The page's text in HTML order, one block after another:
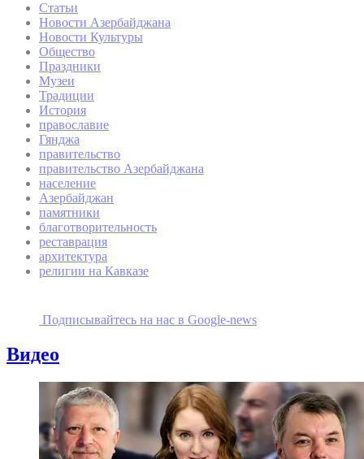
Статьи
Новости Азербайджана
Новости Культуры
Общество
Праздники
Музеи
Традиции
История
православие
Гянджа
правительство
правительство Азербайджана
население
Азербайджан
памятники
благотворительность
реставрация
архитектура
религии на Кавказе
Подписывайтесь на наc в Google-news
Видео